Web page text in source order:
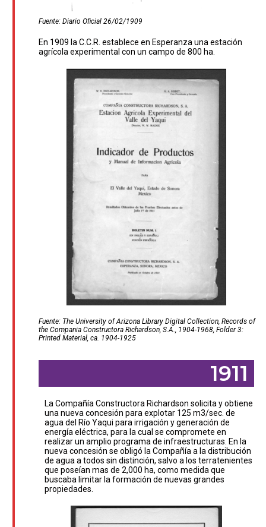
Fuente: Diario Oficial 26/02/1909
En 1909 la C.C.R. establece en Esperanza una estación
agrícola experimental con un campo de 800 ha.
Fuente: The University of Arizona Library Digital Collection, Records of
the Compania Constructora Richardson, S.A., 1904-1968, Folder 3:
Printed Material, ca. 1904-1925
1911
La Compañía Constructora Richardson solicita y obtiene
una nueva concesión para explotar 125 m3/sec. de
agua del Río Yaqui para irrigación y generación de
energía eléctrica, para la cual se compromete en
realizar un amplio programa de infraestructuras. En la
nueva concesión se obligó la Compañía a la distribución
de agua a todos sin distinción, salvo a los terratenientes
que poseían mas de 2,000 ha, como medida que
buscaba limitar la formación de nuevas grandes
propiedades.